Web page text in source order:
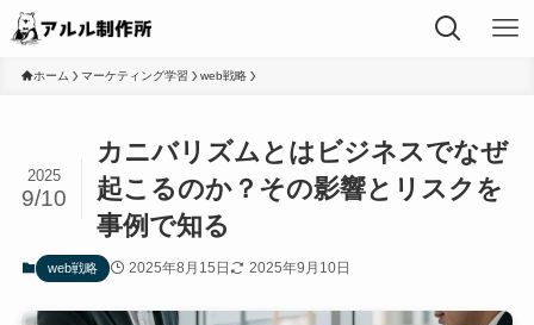
ホーム マーケティング学習 web戦略
カニバリズムとはビジネスでなぜ
起こるのか？その影響とリスクを
事例で知る
2025
9/10
web戦略 2025年8月15日 2025年9月10日